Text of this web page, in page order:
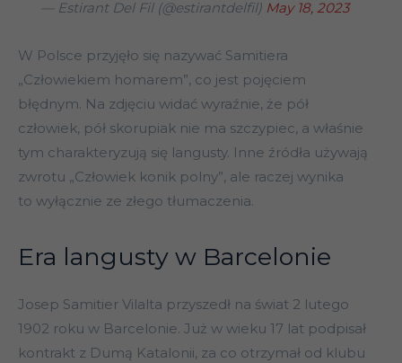
— Estirant Del Fil (@estirantdelfil) May 18, 2023
W Polsce przyjęło się nazywać Samitiera
„Człowiekiem homarem”, co jest pojęciem
błędnym. Na zdjęciu widać wyraźnie, że pół
człowiek, pół skorupiak nie ma szczypiec, a właśnie
tym charakteryzują się langusty. Inne źródła używają
zwrotu „Człowiek konik polny”, ale raczej wynika
to wyłącznie ze złego tłumaczenia.
Era langusty w Barcelonie
Josep Samitier Vilalta przyszedł na świat 2 lutego
1902 roku w Barcelonie. Już w wieku 17 lat podpisał
kontrakt z Dumą Katalonii, za co otrzymał od klubu